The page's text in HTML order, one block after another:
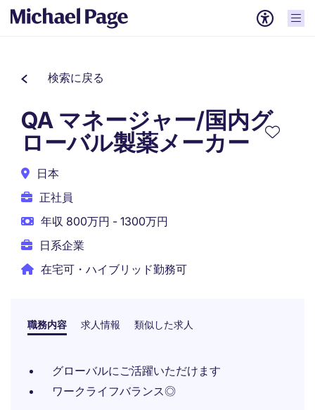
検索に戻る
QA マネージャー/国内グ
ローバル製薬メーカー
日本
正社員
年収 800万円 - 1300万円
日系企業
在宅可・ハイブリッド勤務可
職務内容 求人情報 類似した求人
グローバルにご活躍いただけます
ワークライフバランス◎